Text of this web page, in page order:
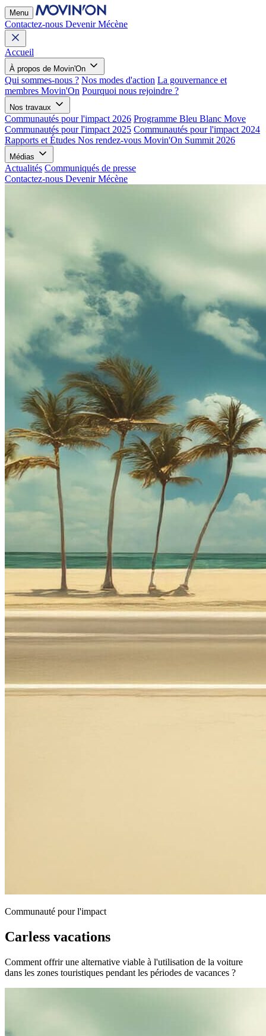
Menu
Contactez-nous Devenir Mécène
Accueil
À propos de Movin'On
Qui sommes-nous ? Nos modes d'action La gouvernance et
membres Movin'On Pourquoi nous rejoindre ?
Nos travaux
Communautés pour l'impact 2026 Programme Bleu Blanc Move
Communautés pour l'impact 2025 Communautés pour l'impact 2024
Rapports et Études Nos rendez-vous Movin'On Summit 2026
Médias
Actualités Communiqués de presse
Contactez-nous Devenir Mécène
Communauté pour l'impact
Carless vacations
Comment offrir une alternative viable à l'utilisation de la voiture
dans les zones touristiques pendant les périodes de vacances ?